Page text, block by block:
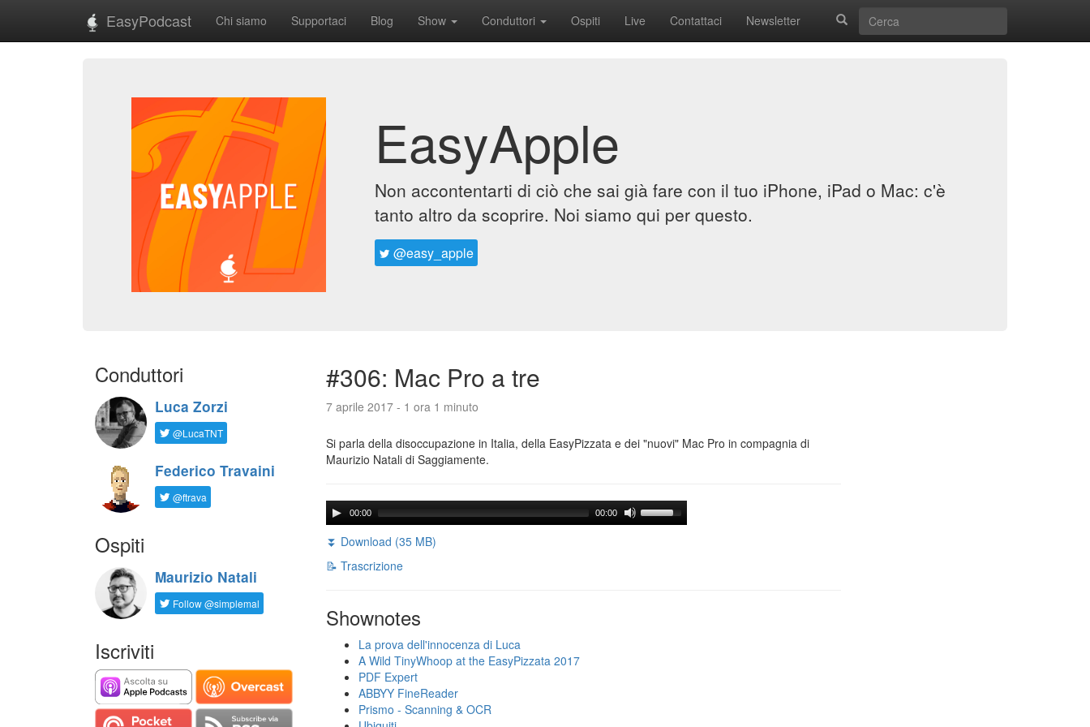
EasyPodcast Chi siamo Supportaci Blog Show Conduttori Ospiti Live Contattaci Newsletter
EasyApple
Non accontentarti di ciò che sai già fare con il tuo iPhone, iPad o Mac: c'è
tanto altro da scoprire. Noi siamo qui per questo.
@easy_apple
Conduttori
Luca Zorzi
@LucaTNT
Federico Travaini
@ftrava
Ospiti
Maurizio Natali
Follow @simplemal
Iscriviti
#306: Mac Pro a tre
7 aprile 2017 - 1 ora 1 minuto
Si parla della disoccupazione in Italia, della EasyPizzata e dei "nuovi" Mac Pro in compagnia di
Maurizio Natali di Saggiamente.
00:00 00:00
⏬ Download (35 MB)
📝 Trascrizione
Shownotes
La prova dell'innocenza di Luca
A Wild TinyWhoop at the EasyPizzata 2017
PDF Expert
ABBYY FineReader
Prismo - Scanning & OCR